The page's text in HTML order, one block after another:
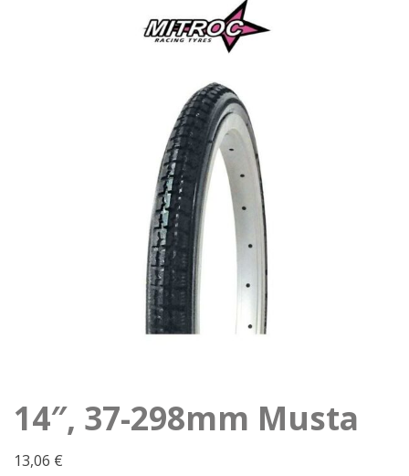
14″, 37-298mm Musta
13,06 €